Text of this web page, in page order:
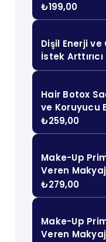
₺199,00
Dişil Enerji ve
İstek
Hair Botox
ve Koruyucu
₺259,00
Make-Up
Veren Makyaj
₺279,00
Make-Up
Veren Makyaj